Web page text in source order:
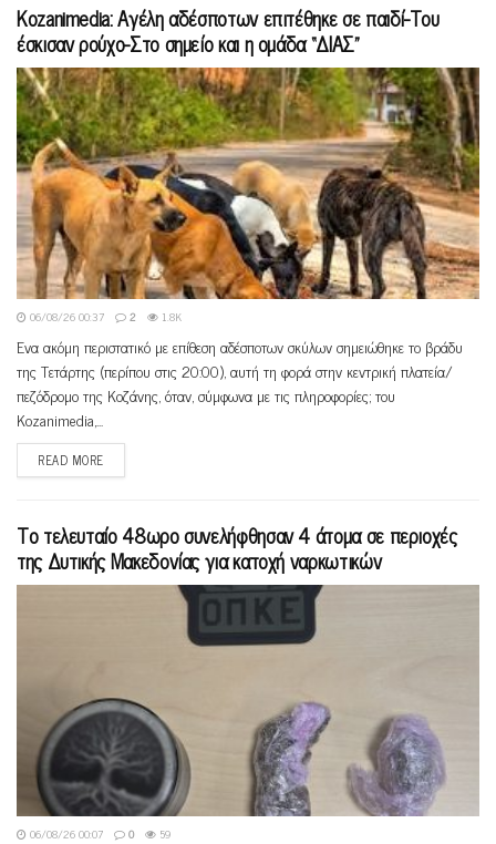
Kozanimedia: Aγέλη αδέσποτων επιτέθηκε σε παιδί-Του
έσκισαν ρούχο-Στο σημείο και η ομάδα “ΔΙΑΣ”
06/08/26 00:37 2 1.8K
Ένα ακόμη περιστατικό με επίθεση αδέσποτων σκύλων σημειώθηκε το βράδυ
της Τετάρτης (περίπου στις 20:00), αυτή τη φορά στην κεντρική πλατεία/
πεζόδρομο της Κοζάνης, όταν, σύμφωνα με τις πληροφορίες; του
Kozanimedia,...
READ MORE
Το τελευταίο 48ωρο συνελήφθησαν 4 άτομα σε περιοχές
της Δυτικής Μακεδονίας για κατοχή ναρκωτικών
06/08/26 00:07 0 59